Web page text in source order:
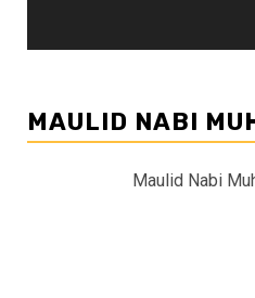
MAULID NABI
Maulid Nabi